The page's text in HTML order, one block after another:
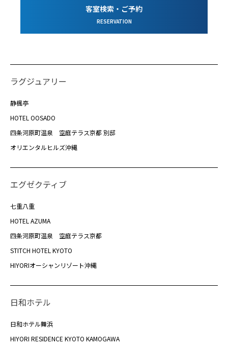
客室検索・ご予約
RESERVATION
ラグジュアリー
静楓亭
HOTEL OOSADO
四条河原町温泉 空庭テラス京都 別邸
オリエンタルヒルズ沖縄
エグゼクティブ
七重八重
HOTEL AZUMA
四条河原町温泉 空庭テラス京都
STITCH HOTEL KYOTO
HIYORIオーシャンリゾート沖縄
日和ホテル
日和ホテル舞浜
HIYORI RESIDENCE KYOTO KAMOGAWA